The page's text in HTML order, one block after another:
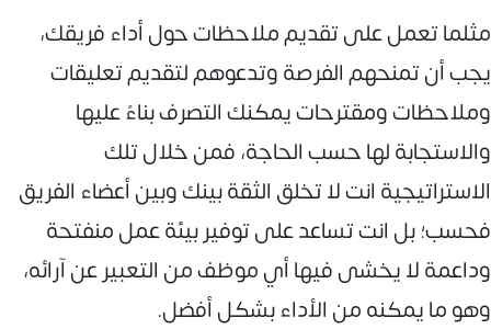
مثلما تعمل على تقديم ملاحظات حول أداء فريقك،
يجب أن تمنحهم الفرصة وتدعوهم لتقديم تعليقات
وملاحظات ومقترحات يمكنك التصرف بناءً عليها
والاستجابة لها حسب الحاجة، فمن خلال تلك
الاستراتيجية انت لا تخلق الثقة بينك وبين أعضاء الفريق
فحسب؛ بل انت تساعد على توفير بيئة عمل منفتحة
وداعمة لا يخشى فيها أي موظف من التعبير عن آرائه،
وهو ما يمكنه من الأداء بشكل أفضل.